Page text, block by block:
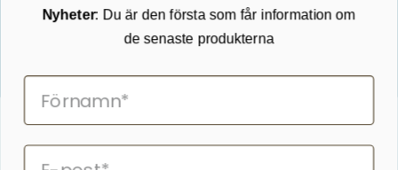
Cookies
Prenumerera på vårt nyhetsbrev
Nyheter: Du är den första som får information om
de senaste produkterna